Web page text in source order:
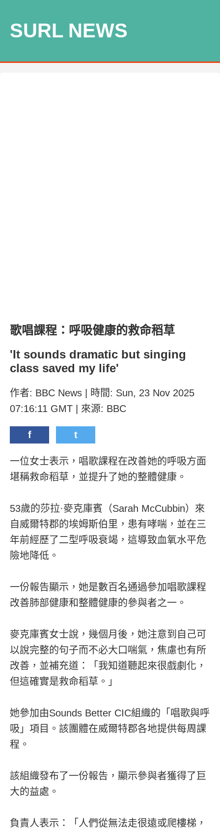
SURL NEWS
歌唱課程：呼吸健康的救命稻草
'It sounds dramatic but singing
class saved my life'
作者: BBC News | 時間: Sun, 23 Nov 2025
07:16:11 GMT | 來源: BBC
f t
一位女士表示，唱歌課程在改善她的呼吸方面
堪稱救命稻草，並提升了她的整體健康。
53歲的莎拉·麥克庫賓（Sarah McCubbin）來
自威爾特郡的埃姆斯伯里，患有哮喘，並在三
年前經歷了二型呼吸衰竭，這導致血氧水平危
險地降低。
一份報告顯示，她是數百名通過參加唱歌課程
改善肺部健康和整體健康的參與者之一。
麥克庫賓女士說，幾個月後，她注意到自己可
以說完整的句子而不必大口喘氣，焦慮也有所
改善，並補充道：「我知道聽起來很戲劇化，
但這確實是救命稻草。」
她參加由Sounds Better CIC組織的「唱歌與呼
吸」項目。該團體在威爾特郡各地提供每周課
程。
該組織發布了一份報告，顯示參與者獲得了巨
大的益處。
負責人表示：「人們從無法走很遠或爬樓梯，